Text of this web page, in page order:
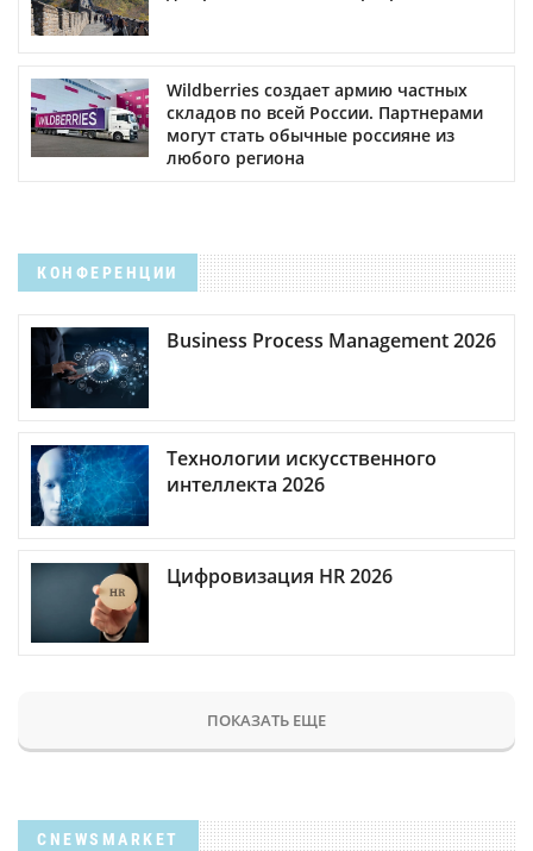
Wildberries создает армию частных
складов по всей России. Партнерами
могут стать обычные россияне из
любого региона
КОНФЕРЕНЦИИ
Business Process Management 2026
Технологии искусственного
интеллекта 2026
Цифровизация HR 2026
ПОКАЗАТЬ ЕЩЕ
CNEWSMARKET